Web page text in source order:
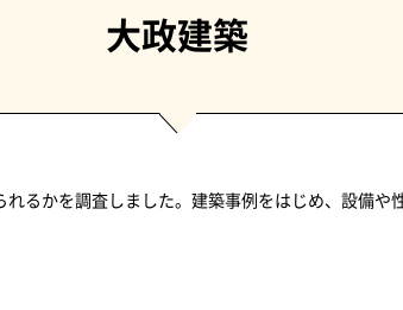
大政建築
るかを調査しました。建築事例をはじめ、設備や